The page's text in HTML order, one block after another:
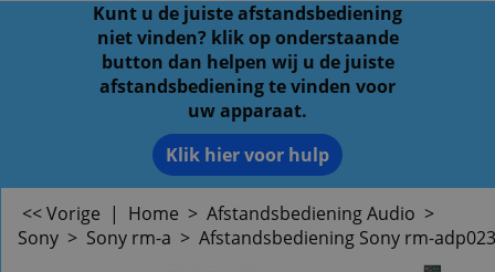
Kunt u de juiste afstandsbediening
niet vinden? klik op onderstaande
button dan helpen wij u de juiste
afstandsbediening te vinden voor
uw apparaat.
Klik hier voor hulp
<< Vorige | Home > Afstandsbediening Audio >
Sony > Sony rm-a > Afstandsbediening Sony rm-adp023